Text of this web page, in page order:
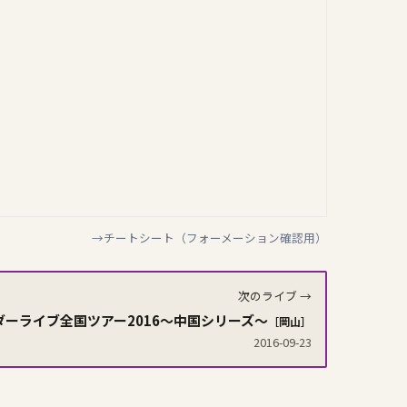
→チートシート（フォーメーション確認用）
次のライブ →
ーライブ全国ツアー2016〜中国シリーズ〜 ［岡山］
2016-09-23